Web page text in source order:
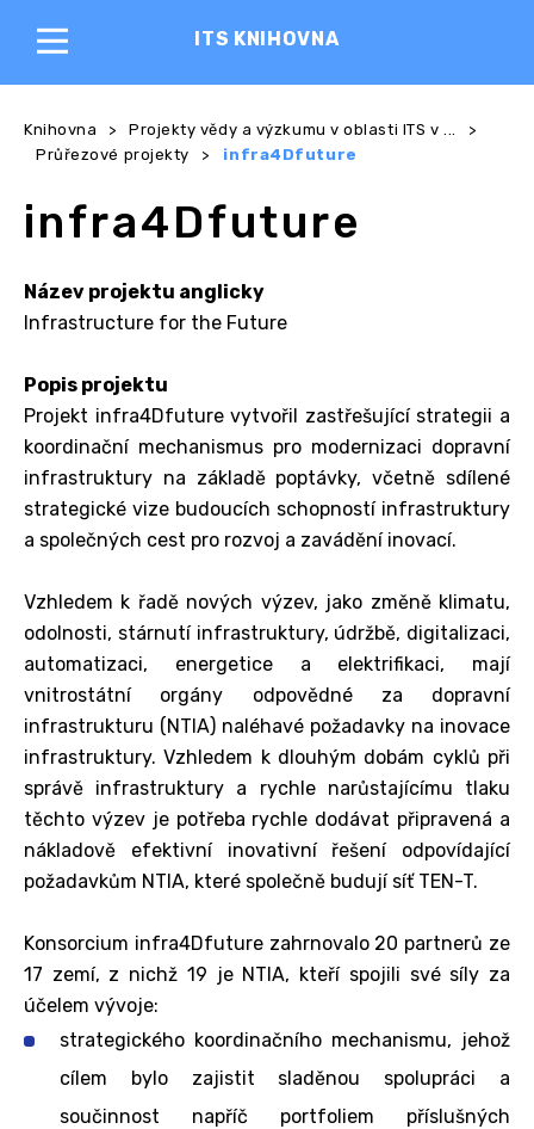
ITS KNIHOVNA
Knihovna > Projekty vědy a výzkumu v oblasti ITS v ...
>
Průřezové projekty
> infra4Dfuture
infra4Dfuture
Název projektu anglicky
Infrastructure for the Future
Popis projektu
Projekt infra4Dfuture vytvořil zastřešující strategii a
koordinační mechanismus pro modernizaci dopravní
infrastruktury na základě poptávky, včetně sdílené
strategické vize budoucích schopností infrastruktury
a společných cest pro rozvoj a zavádění inovací.
Vzhledem k řadě nových výzev, jako změně klimatu,
odolnosti, stárnutí infrastruktury, údržbě, digitalizaci,
automatizaci, energetice a elektrifikaci, mají
vnitrostátní orgány odpovědné za dopravní
infrastrukturu (NTIA) naléhavé požadavky na inovace
infrastruktury. Vzhledem k dlouhým dobám cyklů při
správě infrastruktury a rychle narůstajícímu tlaku
těchto výzev je potřeba rychle dodávat připravená a
nákladově efektivní inovativní řešení odpovídající
požadavkům NTIA, které společně budují síť TEN-T.
Konsorcium infra4Dfuture zahrnovalo 20 partnerů ze
17 zemí, z nichž 19 je NTIA, kteří spojili své síly za
účelem vývoje:
strategického koordinačního mechanismu, jehož
cílem bylo zajistit sladěnou spolupráci a
součinnost napříč portfoliem příslušných